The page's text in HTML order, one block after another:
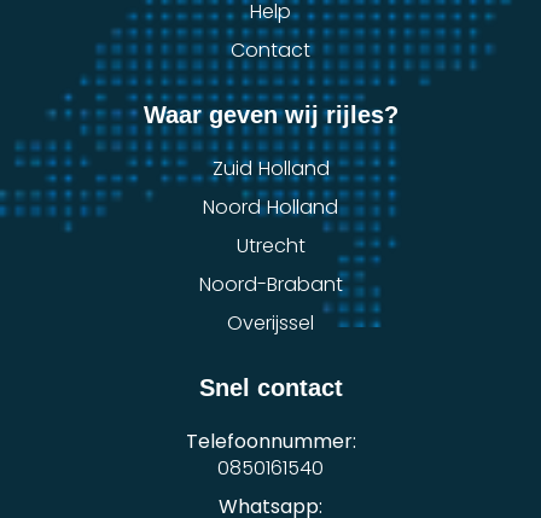
Help
Contact
Waar geven wij rijles?
Zuid Holland
Noord Holland
Utrecht
Noord-Brabant
Overijssel
Snel contact
Telefoonnummer:
0850161540
Whatsapp: